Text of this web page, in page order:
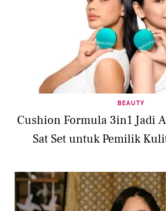
BEAUTY
Cushion Formula 3in1 Jadi
Sat Set untuk Pemilik